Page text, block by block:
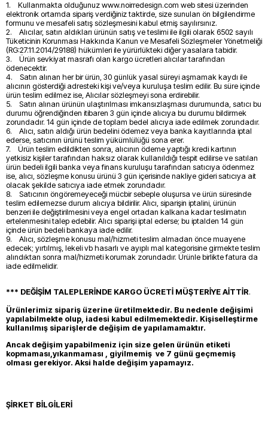
1. Kullanmakta olduğunuz www.noirredesign.com web sitesi üzerinden
elektronik ortamda sipariş verdiğiniz taktirde, size sunulan ön bilgilendirme
formunu ve mesafeli satış sözleşmesini kabul etmiş sayılırsınız.
2. Alıcılar, satın aldıkları ürünün satış ve teslimi ile ilgili olarak 6502 sayılı
Tüketicinin Korunması Hakkında Kanun ve Mesafeli Sözleşmeler Yönetmeliği
(RG:27.11.2014/29188) hükümleri ile yürürlükteki diğer yasalara tabidir.
3. Ürün sevkiyat masrafı olan kargo ücretleri alıcılar tarafından
ödenecektir.
4. Satın alınan her bir ürün, 30 günlük yasal süreyi aşmamak kaydı ile
alıcının gösterdiği adresteki kişi ve/veya kuruluşa teslim edilir. Bu süre içinde
ürün teslim edilmez ise, Alıcılar sözleşmeyi sona erdirebilir.
5. Satın alınan ürünün ulaştırılması imkansızlaşması durumunda, satıcı bu
durumu öğrendiğinden itibaren 3 gün içinde alıcıya bu durumu bildirmek
zorundadır. 14 gün içinde de toplam bedel alıcıya iade edilmek zorundadır.
6. Alıcı, satın aldığı ürün bedelini ödemez veya banka kayıtlarında iptal
ederse, satıcının ürünü teslim yükümlülüğü sona erer.
7. Ürün teslim edildikten sonra, alıcının ödeme yaptığı kredi kartının
yetkisiz kişiler tarafından haksız olarak kullanıldığı tespit edilirse ve satılan
ürün bedeli ilgili banka veya finans kuruluşu tarafından satıcıya ödenmez
ise, alıcı, sözleşme konusu ürünü 3 gün içerisinde nakliye gideri satıcıya ait
olacak şekilde satıcıya iade etmek zorundadır.
8. Satıcının öngöremeyeceği mücbir sebeple oluşursa ve ürün süresinde
teslim edilemezse durum alıcıya bildirilir. Alıcı, siparişin iptalini, ürünün
benzeri ile değiştirilmesini veya engel ortadan kalkana kadar teslimatın
ertelenmesini talep edebilir. Alıcı siparişi iptal ederse; bu iptalden 14 gün
içinde ürün bedeli bankaya iade edilir.
9. Alıcı, sözleşme konusu mal/hizmeti teslim almadan önce muayene
edecek; yırtılmış, lekeli vb hasarlı ve ayıplı mal kategorisine girmekte teslim
alındıktan sonra mal/hizmeti korumak zorundadır. Ürünle birlikte fatura da
iade edilmelidir.
*** DEĞİŞİM TALEPLERİNDE KARGO ÜCRETİ MÜŞTERİYE AİTTİR.
Ürünlerimiz sipariş üzerine üretilmektedir. Bu nedenle değişimi
yapılabilmekte olup, iadesi kabul edilmemektedir. Kişiselleştirme
kullanılmış siparişlerde değişim de yapılamamaktır.
Ancak değişim yapabilmeniz için size gelen ürünün etiketi
kopmaması,yıkanmaması , giyilmemiş ve 7 günü geçmemiş
olması gerekiyor. Aksi halde değişim yapamayız.
ŞİRKET BİLGİLERİ